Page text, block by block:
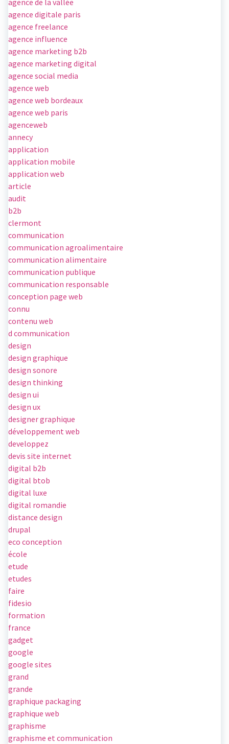
agence de la vallée
agence digitale paris
agence freelance
agence influence
agence marketing b2b
agence marketing digital
agence social media
agence web
agence web bordeaux
agence web paris
agenceweb
annecy
application
application mobile
application web
article
audit
b2b
clermont
communication
communication agroalimentaire
communication alimentaire
communication publique
communication responsable
conception page web
connu
contenu web
d communication
design
design graphique
design sonore
design thinking
design ui
design ux
designer graphique
développement web
developpez
devis site internet
digital b2b
digital btob
digital luxe
digital romandie
distance design
drupal
eco conception
école
etude
etudes
faire
fidesio
formation
france
gadget
google
google sites
grand
grande
graphique packaging
graphique web
graphisme
graphisme et communication